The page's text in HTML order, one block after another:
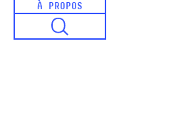
À PROPOS